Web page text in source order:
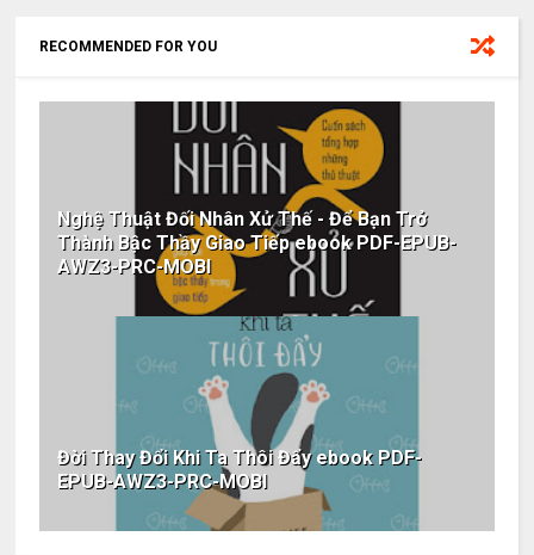
RECOMMENDED FOR YOU
Nghệ Thuật Đối Nhân Xử Thế - Để Bạn Trở
Thành Bậc Thầy Giao Tiếp ebook PDF-EPUB-
AWZ3-PRC-MOBI
Đời Thay Đổi Khi Ta Thôi Đẩy ebook PDF-
EPUB-AWZ3-PRC-MOBI